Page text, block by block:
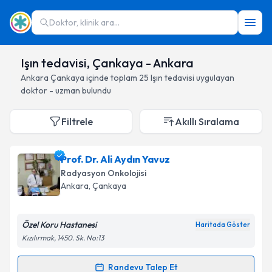
Doktor, klinik ara...
Işın tedavisi, Çankaya - Ankara
Ankara Çankaya içinde toplam 25 Işın tedavisi uygulayan
doktor - uzman bulundu
Filtrele Akıllı Sıralama
Prof. Dr. Ali Aydın Yavuz
Radyasyon Onkolojisi
Ankara, Çankaya
Özel Koru Hastanesi Haritada Göster
Kızılırmak, 1450. Sk. No:13
Randevu Talep Et